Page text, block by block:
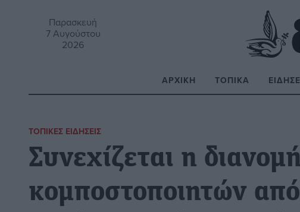
Παρασκευή
7 Αυγούστου
2026
ΑΡΧΙΚΉ ΤΟΠΙΚΆ
ΤΟΠΙΚΈΣ ΕΙΔΉΣΕΙΣ
Συνεχίζεται η
κομποστοποιητών